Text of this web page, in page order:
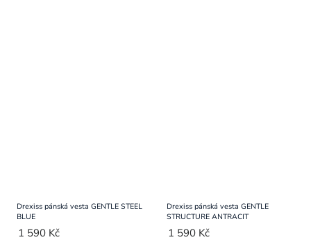
Drexiss pánská vesta GENTLE STEEL
BLUE
1 590 Kč
Drexiss pánská vesta GENTLE
STRUCTURE ANTRACIT
1 590 Kč